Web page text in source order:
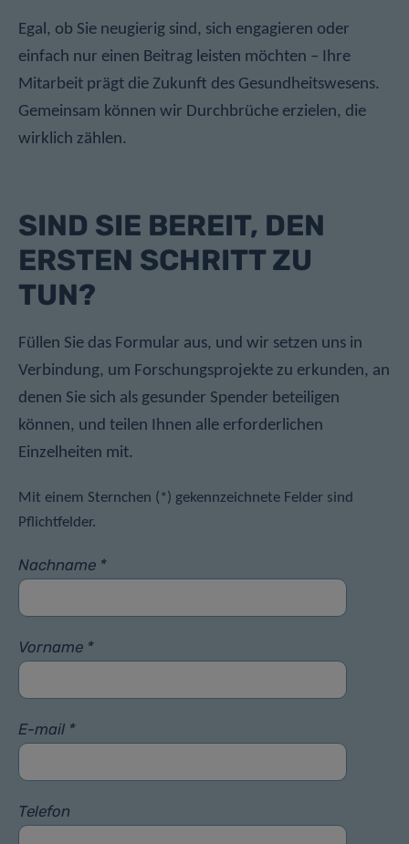
Egal, ob Sie neugierig sind, sich engagieren oder
einfach nur einen Beitrag leisten möchten – Ihre
Mitarbeit prägt die Zukunft des Gesundheitswesens.
Gemeinsam können wir Durchbrüche erzielen, die
wirklich zählen.
SIND SIE BEREIT, DEN
ERSTEN SCHRITT ZU
TUN?
Füllen Sie das Formular aus, und wir setzen uns in
Verbindung, um Forschungsprojekte zu erkunden, an
denen Sie sich als gesunder Spender beteiligen
können, und teilen Ihnen alle erforderlichen
Einzelheiten mit.
Mit einem Sternchen (*) gekennzeichnete Felder sind
Pflichtfelder.
Nachname *
Vorname *
E-mail *
Telefon